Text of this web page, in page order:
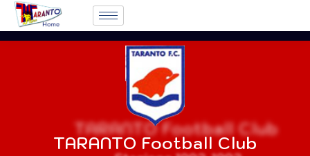
TARANTO Football Club